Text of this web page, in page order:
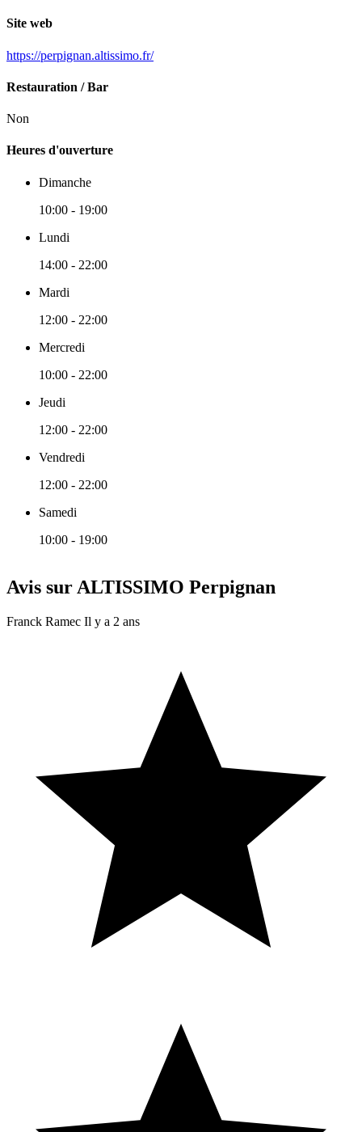
Site web
https://perpignan.altissimo.fr/
Restauration / Bar
Non
Heures d'ouverture
Dimanche
10:00 - 19:00
Lundi
14:00 - 22:00
Mardi
12:00 - 22:00
Mercredi
10:00 - 22:00
Jeudi
12:00 - 22:00
Vendredi
12:00 - 22:00
Samedi
10:00 - 19:00
Avis sur ALTISSIMO Perpignan
Franck Ramec Il y a 2 ans